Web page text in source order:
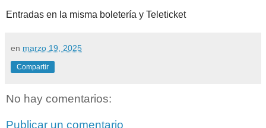
Entradas en la misma boletería y Teleticket
en marzo 19, 2025
Compartir
No hay comentarios:
Publicar un comentario